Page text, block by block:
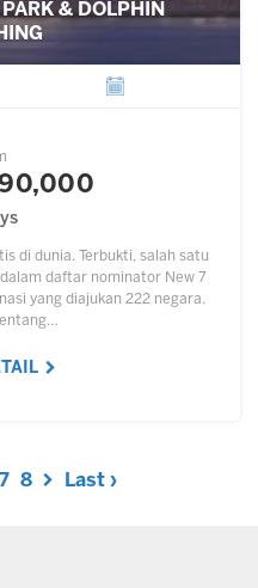
& DOLPHIN
di dunia. Terbukti, salah satu
daftar nominator New 7
yang diajukan 222 negara.
7 8 Last ›